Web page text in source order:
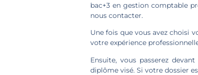
bac+3 en gestion comptable
nous contacter.
Une fois que vous avez choisi
votre expérience
Ensuite, vous passerez
diplôme visé. Si votre dossier